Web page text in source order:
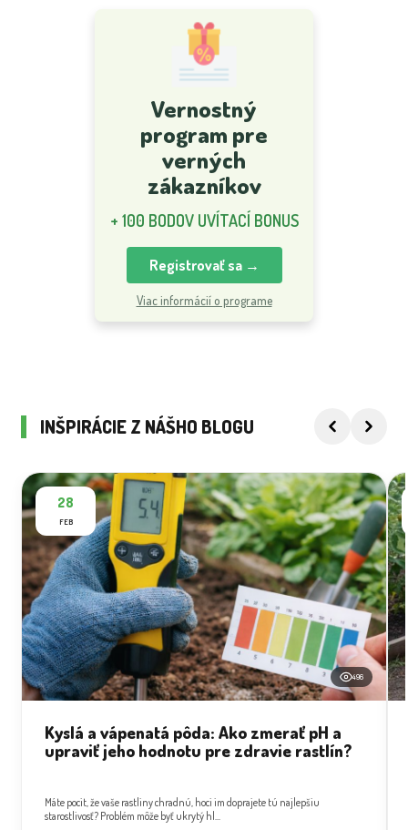
Vernostný
program pre
verných
zákazníkov
+ 100 BODOV UVÍTACÍ BONUS
Registrovať sa →
Viac informácií o programe
INŠPIRÁCIE Z NÁŠHO BLOGU
28
FEB
496
Kyslá a vápenatá pôda: Ako zmerať pH a
upraviť jeho hodnotu pre zdravie rastlín?
Máte pocit, že vaše rastliny chradnú, hoci im doprajete tú najlepšiu
starostlivosť? Problém môže byť ukrytý hl...